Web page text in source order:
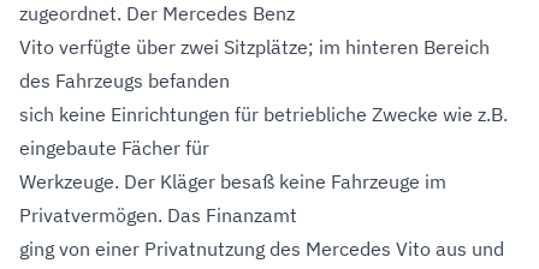
zugeordnet. Der Mercedes Benz
Vito verfügte über zwei Sitzplätze; im hinteren Bereich
des Fahrzeugs befanden
sich keine Einrichtungen für betriebliche Zwecke wie z.B.
eingebaute Fächer für
Werkzeuge. Der Kläger besaß keine Fahrzeuge im
Privatvermögen. Das Finanzamt
ging von einer Privatnutzung des Mercedes Vito aus und